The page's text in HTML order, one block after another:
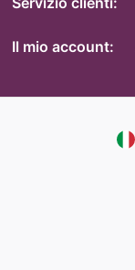
Il mio account: